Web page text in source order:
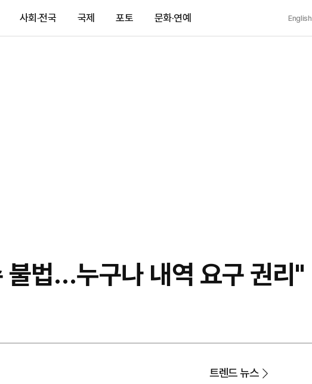
사회·전국 국제 포토 문화·연예 English
법…누구나 내역 요구 권리"
트렌드 뉴스